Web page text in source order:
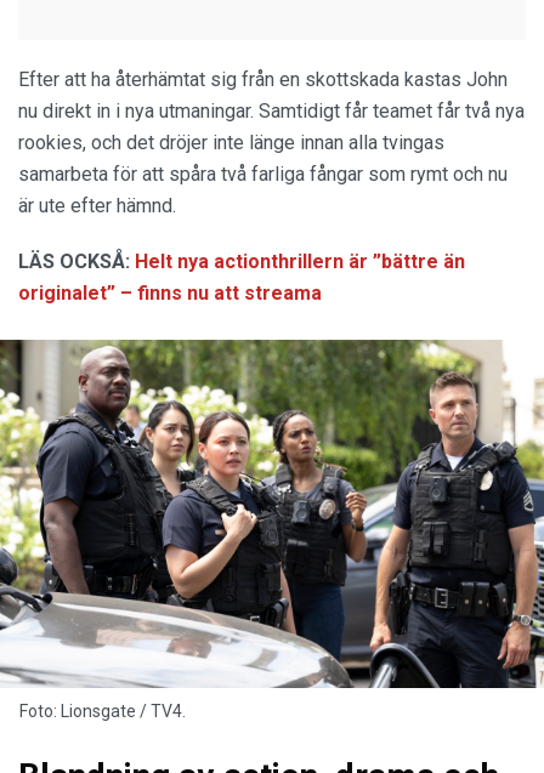
Efter att ha återhämtat sig från en skottskada kastas John
nu direkt in i nya utmaningar. Samtidigt får teamet får två nya
rookies, och det dröjer inte länge innan alla tvingas
samarbeta för att spåra två farliga fångar som rymt och nu
är ute efter hämnd.
LÄS OCKSÅ: Helt nya actionthrillern är ”bättre än
originalet” – finns nu att streama
Foto: Lionsgate / TV4.